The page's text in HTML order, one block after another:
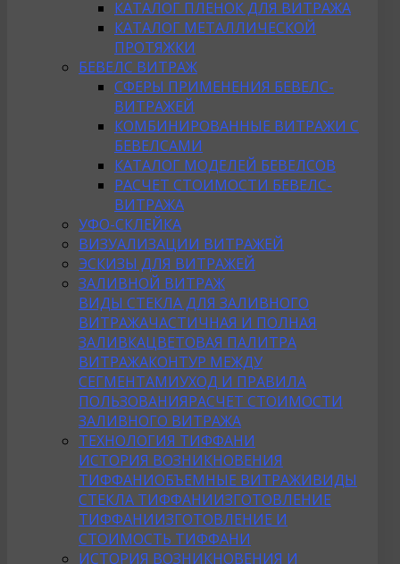
КАТАЛОГ ПЛЕНОК ДЛЯ ВИТРАЖА
КАТАЛОГ МЕТАЛЛИЧЕСКОЙ
ПРОТЯЖКИ
БЕВЕЛС ВИТРАЖ
СФЕРЫ ПРИМЕНЕНИЯ БЕВЕЛС-
ВИТРАЖЕЙ
КОМБИНИРОВАННЫЕ ВИТРАЖИ С
БЕВЕЛСАМИ
КАТАЛОГ МОДЕЛЕЙ БЕВЕЛСОВ
РАСЧЕТ СТОИМОСТИ БЕВЕЛС-
ВИТРАЖА
УФО-СКЛЕЙКА
ВИЗУАЛИЗАЦИИ ВИТРАЖЕЙ
ЭСКИЗЫ ДЛЯ ВИТРАЖЕЙ
ЗАЛИВНОЙ ВИТРАЖ
ВИДЫ СТЕКЛА ДЛЯ ЗАЛИВНОГО
ВИТРАЖАЧАСТИЧНАЯ И ПОЛНАЯ
ЗАЛИВКАЦВЕТОВАЯ ПАЛИТРА
ВИТРАЖАКОНТУР МЕЖДУ
СЕГМЕНТАМИУХОД И ПРАВИЛА
ПОЛЬЗОВАНИЯРАСЧЕТ СТОИМОСТИ
ЗАЛИВНОГО ВИТРАЖА
ТЕХНОЛОГИЯ ТИФФАНИ
ИСТОРИЯ ВОЗНИКНОВЕНИЯ
ТИФФАНИОБЪЕМНЫЕ ВИТРАЖИВИДЫ
СТЕКЛА ТИФФАНИИЗГОТОВЛЕНИЕ
ТИФФАНИИЗГОТОВЛЕНИЕ И
СТОИМОСТЬ ТИФФАНИ
ИСТОРИЯ ВОЗНИКНОВЕНИЯ И